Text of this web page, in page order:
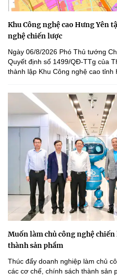
Khu Công nghệ cao Hưng Yên
nghệ chiến lược
Ngày 06/8/2026 Phó Thủ tướng
Quyết định số 1499/QĐ-TTg của
thành lập Khu Công nghệ cao tỉnh
Muốn làm chủ công nghệ
thành sản phẩm
Thúc đẩy doanh nghiệp làm chủ
các cơ chế, chính sách thành sản